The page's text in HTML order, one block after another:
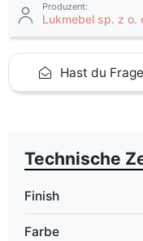
Produzent:
Lukmebel sp. z o.
Hast du
Technische
Finish
Farbe